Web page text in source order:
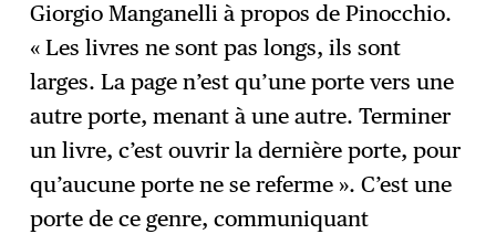
Giorgio Manganelli à propos de Pinocchio.
« Les livres ne sont pas longs, ils sont
larges. La page n’est qu’une porte vers une
autre porte, menant à une autre. Terminer
un livre, c’est ouvrir la dernière porte, pour
qu’aucune porte ne se referme ». C’est une
porte de ce genre, communiquant